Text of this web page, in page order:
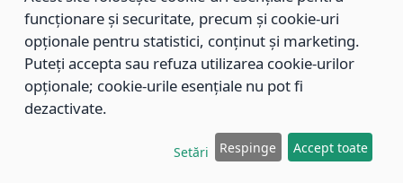
827/10.12.2019
Aprobarea standardului de cost pentru serviciile
furnizate în cadrul Centrului Rezidențial pentru Persoane
Adăpost, pentru anul 2020.
Aprobarea standardului de cost pentru serviciile
funcționare și securitate, precum și cookie-uri
opționale pentru statistici, conținut și marketing.
Puteți accepta sau refuza utilizarea cookie-urilor
opționale; cookie-urile esențiale nu pot fi
dezactivate.
Setări Respinge Accept toate